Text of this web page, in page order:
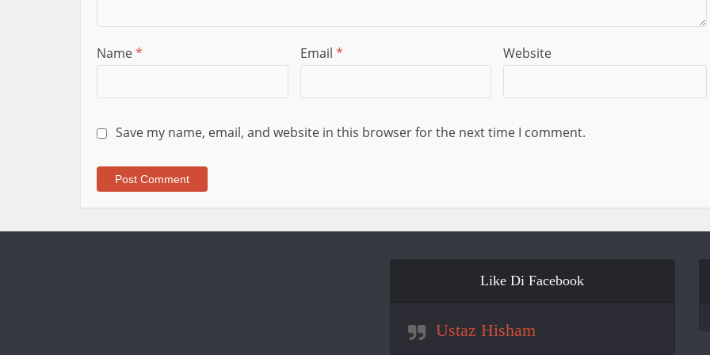
Name* Email * Website
Save my name, email, and website in this browser for the next time I comment.
Like Di Facebook
Ustaz Hisham